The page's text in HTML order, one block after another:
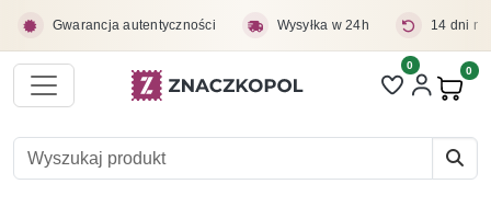
Gwarancja autentyczności Wysyłka w 24h 14 dni
Liczba pozycji
0 0